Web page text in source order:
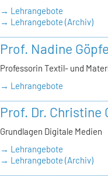
→ Lehrangebote
→ Lehrangebote (Archiv)
Prof. Nadine
Professorin Textil- und
→ Lehrangebote
Prof. Dr. Christine
Grundlagen Digitale Medien
→ Lehrangebote
→ Lehrangebote (Archiv)